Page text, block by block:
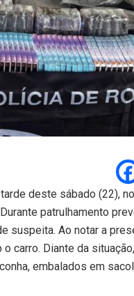
deste sábado (22),
patrulhamento
suspeita. Ao notar a
carro. Diante da
embalados em